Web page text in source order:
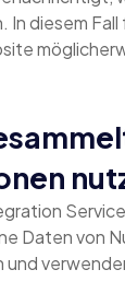
diesem
Daten von
und